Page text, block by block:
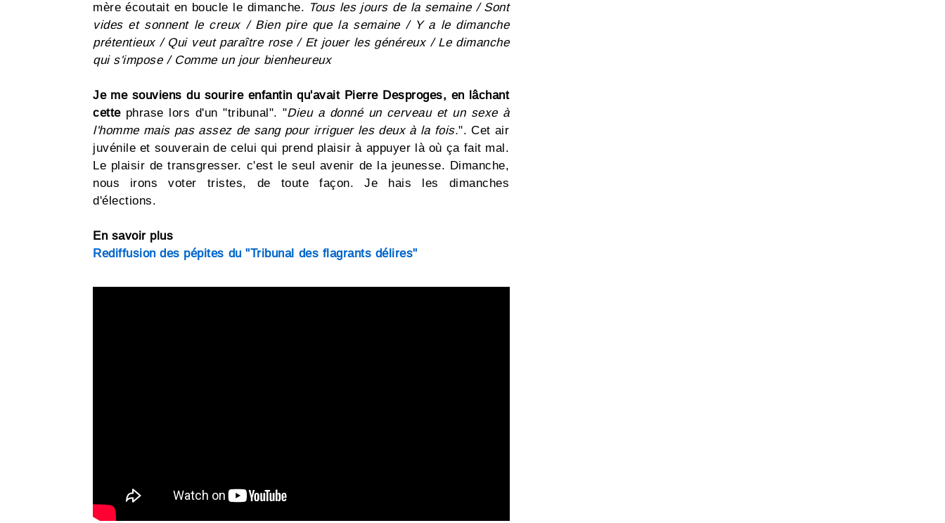
mère écoutait en boucle le dimanche. Tous les jours de la semaine / Sont
vides et sonnent le creux / Bien pire que la semaine / Y a le dimanche
prétentieux / Qui veut paraître rose / Et jouer les généreux / Le dimanche
qui s'impose / Comme un jour bienheureux
Je me souviens du sourire enfantin qu'avait Pierre Desproges, en lâchant
cettephrase lors d'un "tribunal". "Dieu a donné un cerveau et un sexe à
l'homme mais pas assez de sang pour irriguer les deux à la fois.". Cet air
juvénile et souverain de celui qui prend plaisir à appuyer là où ça fait mal.
Le plaisir de transgresser. c'est le seul avenir de la jeunesse. Dimanche,
nous irons voter tristes, de toute façon. Je hais les dimanches
d'élections.
En savoir plus
Rediffusion des pépites du "Tribunal des flagrants délires"